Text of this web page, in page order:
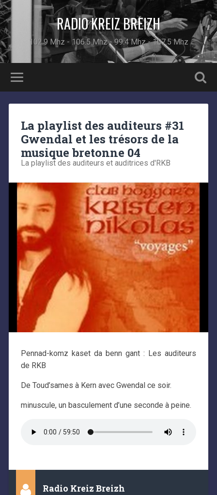
RADIO KREIZ BREIZH
102.9 Mhz - 106.5 Mhz - 99.4 Mhz - 107.5 Mhz
La playlist des auditeurs #31
Gwendal et les trésors de la
musique bretonne 04
La playlist des auditeurs et auditrices d'RKB
Pennad-komz kaset da benn gant : Les auditeurs
de RKB
De Toud’sames à Kern avec Gwendal ce soir.
minuscule, un basculement d’une seconde à peine.
Radio Kreiz Breizh